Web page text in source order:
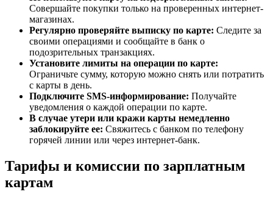
Совершайте покупки только на проверенных интернет-
магазинах.
Регулярно проверяйте выписку по карте: Следите за
своими операциями и сообщайте в банк о
подозрительных транзакциях.
Установите лимиты на операции по карте:
Ограничьте сумму, которую можно снять или потратить
с карты в день.
Подключите SMS-информирование: Получайте
уведомления о каждой операции по карте.
В случае утери или кражи карты немедленно
заблокируйте ее: Свяжитесь с банком по телефону
горячей линии или через интернет-банк.
Тарифы и комиссии по зарплатным
картам